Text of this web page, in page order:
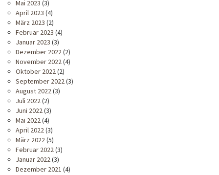
Mai 2023 (3)
April 2023 (4)
März 2023 (2)
Februar 2023 (4)
Januar 2023 (3)
Dezember 2022(2)
November 2022(4)
Oktober 2022(2)
September 2022(3)
August 2022(3)
Juli 2022(2)
Juni 2022(3)
Mai 2022(4)
April 2022(3)
März 2022(5)
Februar 2022(3)
Januar 2022(3)
Dezember 2021 (4)